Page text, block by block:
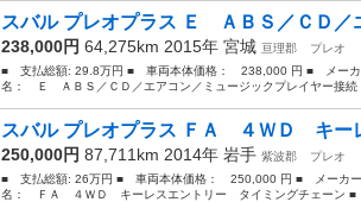
スバル プレオプラス Ｅ ＡＢＳ／ＣＤ／
238,000円 64,275km 2015年 宮城 亘理郡
プレオ
■ 支払総額: 29.8万円 ■ 車両本体価格： 238,000 円 ■ メー
名： Ｅ ＡＢＳ／ＣＤ／エアコン／ミュージックプレイヤー接続
スバル プレオプラス ＦＡ ４ＷＤ キー
250,000円 87,711km 2014年 岩手 紫波郡
プレオ
■ 支払総額: 26万円 ■ 車両本体価格： 250,000 円 ■ メーカ
名： ＦＡ ４ＷＤ キーレスエントリー タイミングチェーン